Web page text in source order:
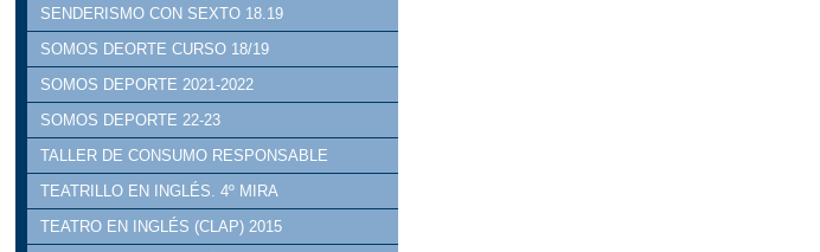
SENDERISMO CON SEXTO 18.19
SOMOS DEORTE CURSO 18/19
SOMOS DEPORTE 2021-2022
SOMOS DEPORTE 22-23
TALLER DE CONSUMO RESPONSABLE
TEATRILLO EN INGLÉS. 4º MIRA
TEATRO EN INGLÉS (CLAP) 2015